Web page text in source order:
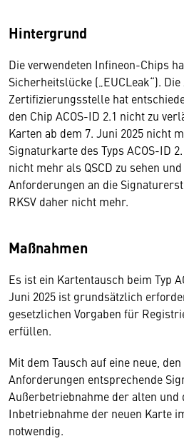
Hintergrund
Die verwendeten Infineon-Chips
Sicherheitslücke („EUCLeak“).
Zertifizierungsstelle hat
den Chip ACOS-ID 2.1 nicht zu
Karten ab dem 7. Juni 2025 nicht
Signaturkarte des Typs ACOS-ID
nicht mehr als QSCD zu sehen
Anforderungen an die
RKSV daher nicht mehr.
Maßnahmen
Es ist ein Kartentausch beim Typ
Juni 2025 ist grundsätzlich
gesetzlichen Vorgaben für
erfüllen.
Mit dem Tausch auf eine neue,
Anforderungen entsprechende
Außerbetriebnahme der alten
Inbetriebnahme der neuen Karte
notwendig.